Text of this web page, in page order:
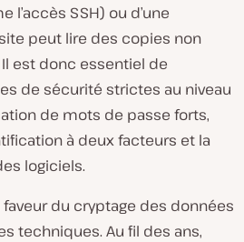
SSH) ou d’une
peut lire des copies non
est donc essentiel de
de sécurité strictes au niveau
de mots de passe forts,
à deux facteurs et la
logiciels.
du cryptage des données
techniques. Au fil des ans,